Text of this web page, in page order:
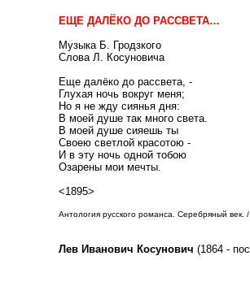
ЕЩЕ ДАЛЁКО ДО РАССВЕТА…
Музыка Б. Гродзкого
Слова Л. Косуновича
Еще далёко до рассвета, -
Глухая ночь вокруг меня;
Но я не жду сиянья дня:
В моей душе так много света.
В моей душе сияешь ты
Своею светлой красотою -
И в эту ночь одной тобою
Озарены мои мечты.
<1895>
Антология русского романса. Серебряный
Лев Иванович Косунович (1864 -